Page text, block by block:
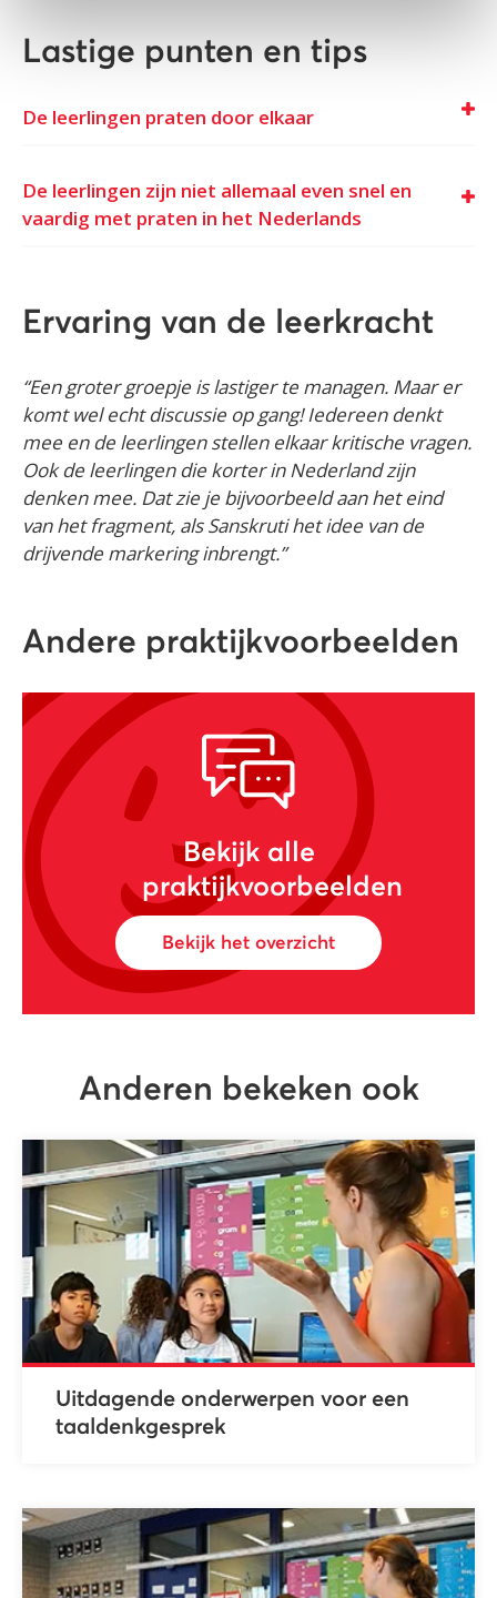
Lastige punten en tips
De leerlingen praten door elkaar
De leerlingen zijn niet allemaal even snel en
vaardig met praten in het Nederlands
Ervaring van de leerkracht
“Een groter groepje is lastiger te managen. Maar er
komt wel echt discussie op gang! Iedereen denkt
mee en de leerlingen stellen elkaar kritische vragen.
Ook de leerlingen die korter in Nederland zijn
denken mee. Dat zie je bijvoorbeeld aan het eind
van het fragment, als Sanskruti het idee van de
drijvende markering inbrengt.”
Andere praktijkvoorbeelden
Bekijk alle
praktijkvoorbeelden
Bekijk het overzicht
Anderen bekeken ook
Uitdagende onderwerpen voor een
taaldenkgesprek